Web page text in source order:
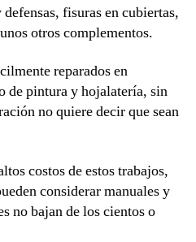
fisuras en cubiertas,
otros complementos.
reparados en
de pintura y hojalatería, sin
no quiere decir que sean
costos de estos trabajos,
considerar manuales y
no bajan de los cientos o